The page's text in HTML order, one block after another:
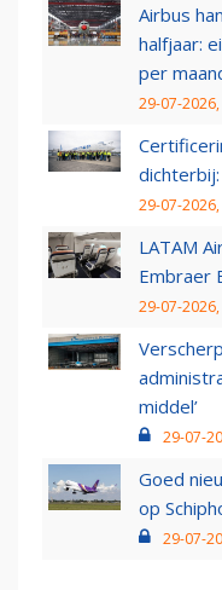
Airbus
halfjaar:
per
29-07-
29-07-
LATAM
Embraer
29-07-
middel’
29-07-
Goed
op
29-07-